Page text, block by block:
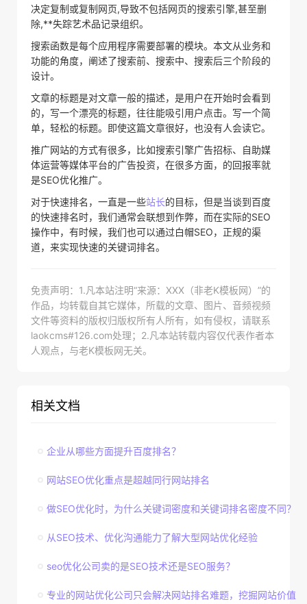
决定复制或复制网页,导致不包括网页的搜索引擎,甚至删
除,**失踪艺术品记录组织。
搜索函数是每个应用程序需要部署的模块。本文从业务和
功能的角度，阐述了搜索前、搜索中、搜索后三个阶段的
设计。
文章的标题是对文章一般的描述，是用户在开始时会看到
的，写一个漂亮的标题，往往能吸引用户点击。写一个简
单，轻松的标题。即使这篇文章很好，也没有人会读它。
推广网站的方式有很多，比如搜索引擎广告招标、自助媒
体运营等媒体平台的广告投资，在很多方面，的回报率就
是SEO优化推广。
对于快速排名，一直是一些站长的目标，但是当谈到百度
的快速排名时，我们通常会联想到作弊，而在实际的SEO
操作中，有时候，我们也可以通过白帽SEO，正规的渠
道，来实现快速的关键词排名。
免责声明：1.凡本站注明“来源：XXX（非老K模板网）”的
作品，均转载自其它媒体，所载的文章、图片、音频视频
文件等资料的版权归版权所有人所有，如有侵权，请联系
laokcms#126.com处理；2.凡本站转载内容仅代表作者本
人观点，与老K模板网无关。
相关文档
企业从哪些方面提升百度排名？
网站SEO优化重点是超越同行网站排名
做SEO优化时，为什么关键词密度和关键词排名密度不同？
从SEO技术、优化沟通能力了解大型网站优化经验
seo优化公司卖的是SEO技术还是SEO服务？
专业的网站优化公司只会解决网站排名难题，挖掘网站价值